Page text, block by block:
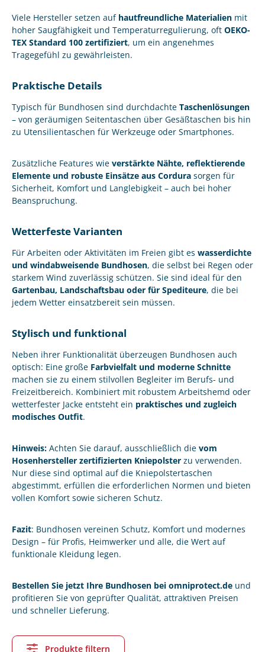
Viele Hersteller setzen auf hautfreundliche Materialien mit
hoher Saugfähigkeit und Temperaturregulierung, oft OEKO-
TEX Standard 100 zertifiziert, um ein angenehmes
Tragegefühl zu gewährleisten.
Praktische Details
Typisch für Bundhosen sind durchdachte Taschenlösungen
– von geräumigen Seitentaschen über Gesäßtaschen bis hin
zu Utensilientaschen für Werkzeuge oder Smartphones.
Zusätzliche Features wie verstärkte Nähte, reflektierende
Elemente und robuste Einsätze aus Cordura sorgen für
Sicherheit, Komfort und Langlebigkeit – auch bei hoher
Beanspruchung.
Wetterfeste Varianten
Für Arbeiten oder Aktivitäten im Freien gibt es wasserdichte
und windabweisende Bundhosen, die selbst bei Regen oder
starkem Wind zuverlässig schützen. Sie sind ideal für den
Gartenbau, Landschaftsbau oder für Spediteure, die bei
jedem Wetter einsatzbereit sein müssen.
Stylisch und funktional
Neben ihrer Funktionalität überzeugen Bundhosen auch
optisch: Eine große Farbvielfalt und moderne Schnitte
machen sie zu einem stilvollen Begleiter im Berufs- und
Freizeitbereich. Kombiniert mit robustem Arbeitshemd oder
wetterfester Jacke entsteht ein praktisches und zugleich
modisches Outfit.
Hinweis: Achten Sie darauf, ausschließlich die vom
Hosenhersteller zertifizierten Kniepolster zu verwenden.
Nur diese sind optimal auf die Kniepolstertaschen
abgestimmt, erfüllen die erforderlichen Normen und bieten
vollen Komfort sowie sicheren Schutz.
Fazit: Bundhosen vereinen Schutz, Komfort und modernes
Design – für Profis, Heimwerker und alle, die Wert auf
funktionale Kleidung legen.
Bestellen Sie jetzt Ihre Bundhosen bei omniprotect.de und
profitieren Sie von geprüfter Qualität, attraktiven Preisen
und schneller Lieferung.
Produkte filtern